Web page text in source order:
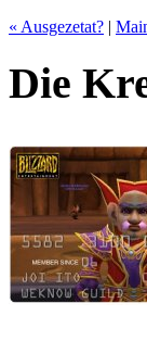
« Ausgezetat? |
Die